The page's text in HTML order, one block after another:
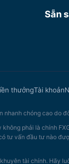
Sẵn
thưởngTài khoản
chóng cao do
phải là chính
tư vấn đầu tư nào
tài chính. Hãy